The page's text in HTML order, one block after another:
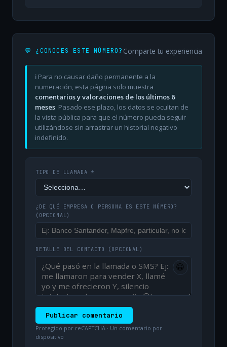
💬 ¿CONOCES ESTE NÚMERO? Comparte tu experiencia
ℹ️ Para no causar daño permanente a la
numeración, esta página solo muestra
comentarios y valoraciones de los últimos 6
meses. Pasado ese plazo, los datos se ocultan de
la vista pública para que el número pueda seguir
utilizándose sin arrastrar un historial negativo
indefinido.
TIPO DE LLAMADA *
¿DE QUÉ EMPRESA O PERSONA ES ESTE NÚMERO?
(OPCIONAL)
DETALLE DEL CONTACTO (OPCIONAL)
😀
Publicar comentario
Protegido por reCAPTCHA · Un comentario por
dispositivo